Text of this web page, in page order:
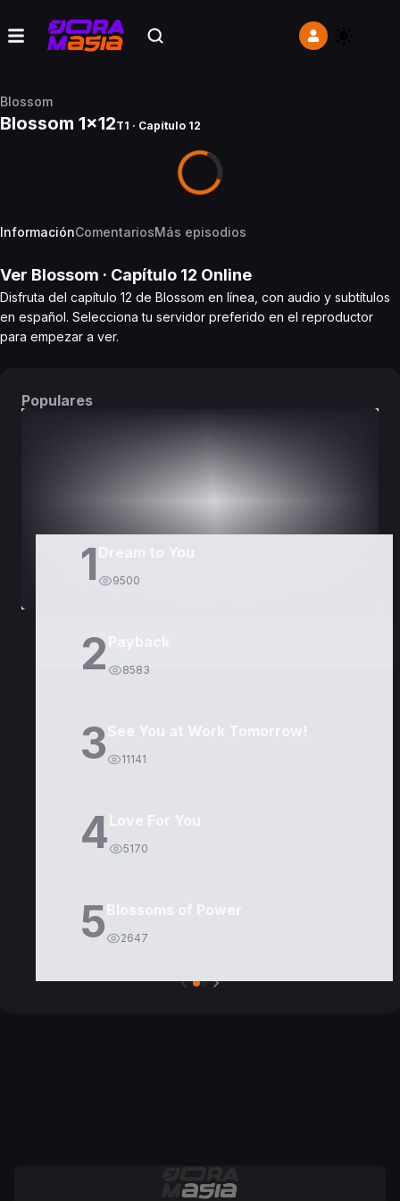
Blossom
Blossom 1x12T1 · Capítulo 12
InformaciónComentariosMás episodios
Ver Blossom · Capítulo 12 Online
Disfruta del capítulo 12 de Blossom en línea, con audio y subtítulos
en español. Selecciona tu servidor preferido en el reproductor
para empezar a ver.
Populares
1 9500
2 8583
3See You at Work Tomorrow!
11141
4Love For You
5170
5Blossoms of Power
2647